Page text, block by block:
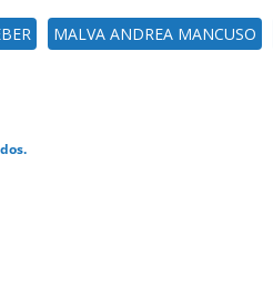
MALVA ANDREA MANCUSO